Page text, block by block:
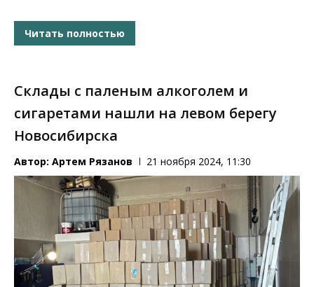
Читать полностью
Склады с паленым алкоголем и
сигаретами нашли на левом берегу
Новосибирска
Автор: Артем Рязанов 21 ноября 2024, 11:30